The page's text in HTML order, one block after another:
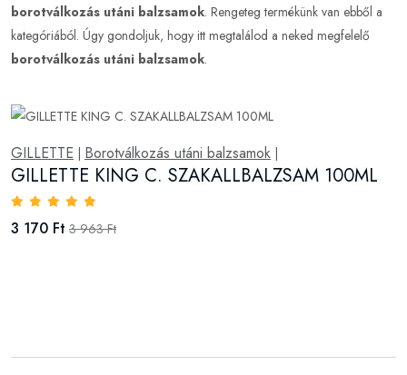
borotválkozás utáni balzsamok. Rengeteg termékünk van ebből a
kategóriából. Úgy gondoljuk, hogy itt megtalálod a neked megfelelő
borotválkozás utáni balzsamok.
GILLETTE | Borotválkozás utáni balzsamok |
GILLETTE KING C. SZAKALLBALZSAM 100ML
3 170 Ft 3 963 Ft